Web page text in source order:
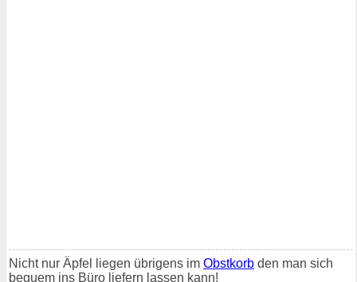
Nicht nur Äpfel liegen übrigens im Obstkorb den man sich
bequem ins Büro liefern lassen kann!